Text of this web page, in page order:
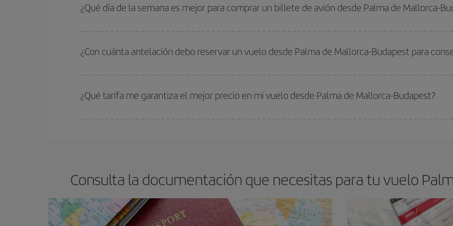
periodos de vacaciones escolares son temporada alta. Además, sobre todo si estás pensando en una escapada de fin de
precios encontrarás.
¿Qué día de la semana es mejor para comprar un billete de avión desde Palma de Mallorca-
reserves tus billetes de avión más baratos te saldrán. Además, si buscas los vuelos con las fechas y los horarios del viaje un
barato.
¿Con cuánta antelación debo reservar un vuelo desde Palma de Mallorca-Budapest para
estén disponibles o se vayan agotando. Por eso, comprar con antelación es
fundamental para conseguir vuelos baratos a
¿Qué tarifa me garantiza el mejor precio en mi vuelo desde Palma de Mallorca-Budapest?
Consulta la documentación que necesitas para tu vuelo